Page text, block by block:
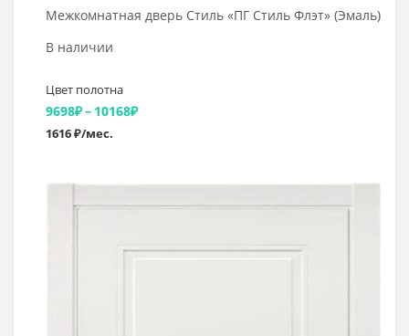
Межкомнатная дверь Стиль «ПГ Стиль Флэт» (Эмаль)
В наличии
Цвет полотна
9698₽– 10168₽Диапазон
1616 ₽/мес.